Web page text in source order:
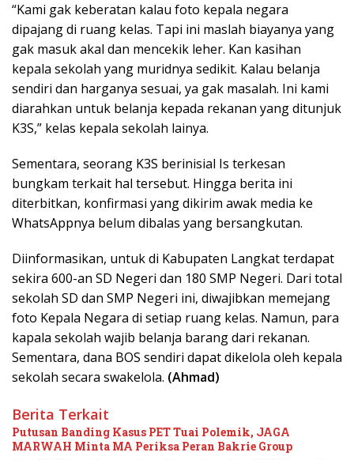
“Kami gak keberatan kalau foto kepala negara
dipajang di ruang kelas. Tapi ini maslah biayanya yang
gak masuk akal dan mencekik leher. Kan kasihan
kepala sekolah yang muridnya sedikit. Kalau belanja
sendiri dan harganya sesuai, ya gak masalah. Ini kami
diarahkan untuk belanja kepada rekanan yang ditunjuk
K3S,” kelas kepala sekolah lainya.
Sementara, seorang K3S berinisial Is terkesan
bungkam terkait hal tersebut. Hingga berita ini
diterbitkan, konfirmasi yang dikirim awak media ke
WhatsAppnya belum dibalas yang bersangkutan.
Diinformasikan, untuk di Kabupaten Langkat terdapat
sekira 600-an SD Negeri dan 180 SMP Negeri. Dari total
sekolah SD dan SMP Negeri ini, diwajibkan memejang
foto Kepala Negara di setiap ruang kelas. Namun, para
kapala sekolah wajib belanja barang dari rekanan.
Sementara, dana BOS sendiri dapat dikelola oleh kepala
sekolah secara swakelola. (Ahmad)
Berita Terkait
Putusan Banding Kasus PET Tuai Polemik, JAGA
MARWAH Minta MA Periksa Peran Bakrie Group